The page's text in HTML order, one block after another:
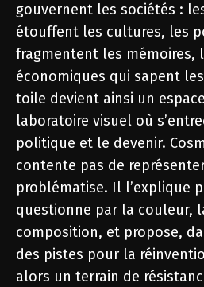
gouvernent les sociétés :
étouffent les cultures, les
fragmentent les mémoires,
économiques qui sapent
toile devient ainsi un
laboratoire visuel où
politique et le devenir.
contente pas de
problématise. Il l’explique
questionne par la couleur,
composition, et propose,
des pistes pour la
alors un terrain de